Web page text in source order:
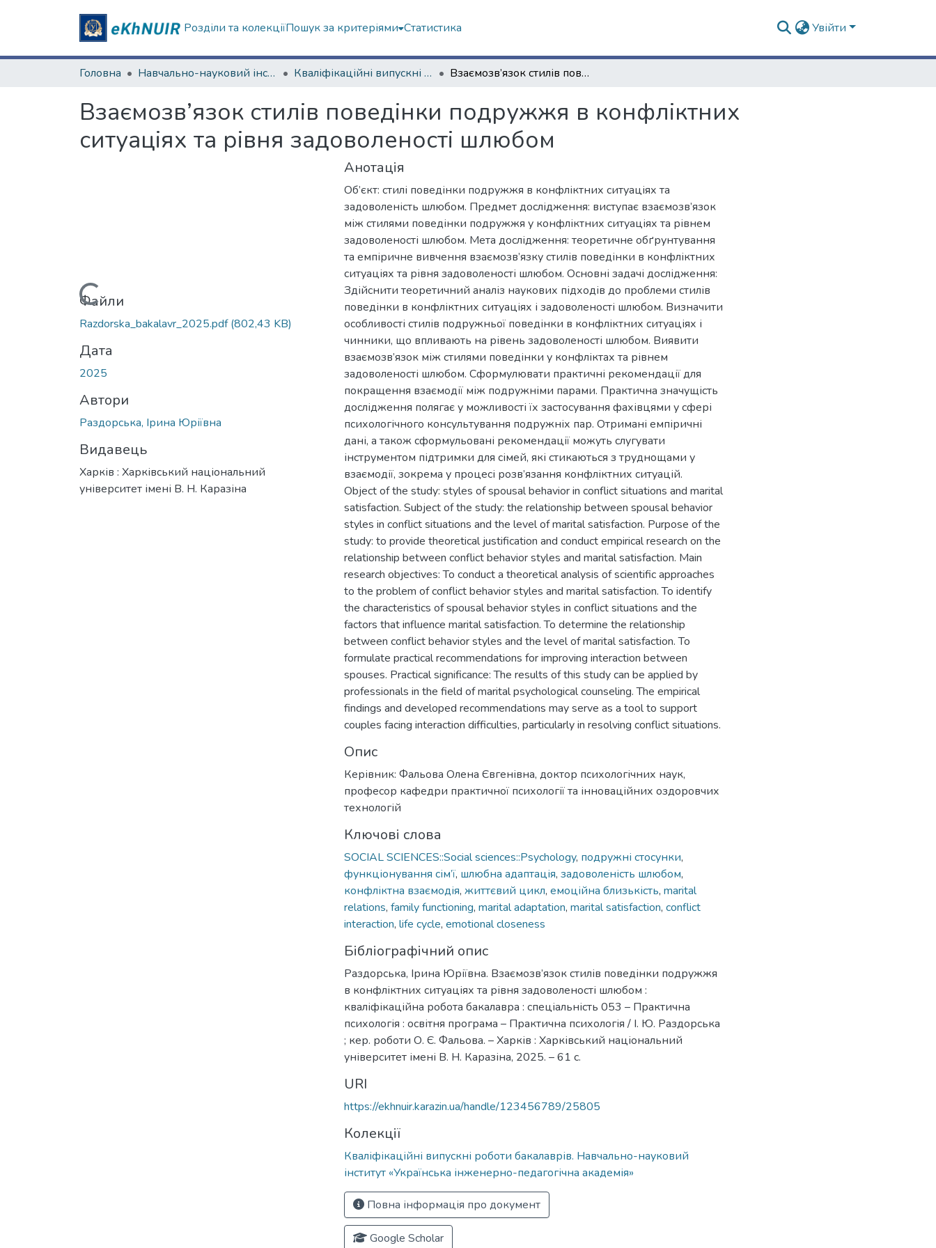
Розділи та колекціїПошук за критеріями Статистика Увійти
Головна Навчально-науковий інститут «Українська інженерно-педагогічна академія» Кваліфікаційні випускні роботи бакалаврів. Навчально-науковий інститут «Українська інженерно-педагогічна академія» Взаємозв’язок стилів поведінки подружжя в конфліктних ситуаціях та рівня задоволеності шлюбом
Взаємозв’язок стилів поведінки подружжя в конфліктних
ситуаціях та рівня задоволеності шлюбом
Вантажиться...Файли
Razdorska_bakalavr_2025.pdf(802,43 KB)
Дата
2025
Автори
Раздорська, Ірина Юріївна
Видавець
Харків : Харківський національний
університет імені В. Н. Каразіна
Анотація
Об’єкт: стилі поведінки подружжя в конфліктних ситуаціях та
задоволеність шлюбом. Предмет дослідження: виступає взаємозв’язок
між стилями поведінки подружжя у конфліктних ситуаціях та рівнем
задоволеності шлюбом. Мета дослідження: теоретичне обґрунтування
та емпіричне вивчення взаємозв’язку стилів поведінки в конфліктних
ситуаціях та рівня задоволеності шлюбом. Основні задачі дослідження:
Здійснити теоретичний аналіз наукових підходів до проблеми стилів
поведінки в конфліктних ситуаціях і задоволеності шлюбом. Визначити
особливості стилів подружньої поведінки в конфліктних ситуаціях і
чинники, що впливають на рівень задоволеності шлюбом. Виявити
взаємозв’язок між стилями поведінки у конфліктах та рівнем
задоволеності шлюбом. Сформулювати практичні рекомендації для
покращення взаємодії між подружніми парами. Практична значущість
дослідження полягає у можливості їх застосування фахівцями у сфері
психологічного консультування подружніх пар. Отримані емпіричні
дані, а також сформульовані рекомендації можуть слугувати
інструментом підтримки для сімей, які стикаються з труднощами у
взаємодії, зокрема у процесі розв’язання конфліктних ситуацій.
Object of the study: styles of spousal behavior in conflict situations and marital
satisfaction. Subject of the study: the relationship between spousal behavior
styles in conflict situations and the level of marital satisfaction. Purpose of the
study: to provide theoretical justification and conduct empirical research on the
relationship between conflict behavior styles and marital satisfaction. Main
research objectives: To conduct a theoretical analysis of scientific approaches
to the problem of conflict behavior styles and marital satisfaction. To identify
the characteristics of spousal behavior styles in conflict situations and the
factors that influence marital satisfaction. To determine the relationship
between conflict behavior styles and the level of marital satisfaction. To
formulate practical recommendations for improving interaction between
spouses. Practical significance: The results of this study can be applied by
professionals in the field of marital psychological counseling. The empirical
findings and developed recommendations may serve as a tool to support
couples facing interaction difficulties, particularly in resolving conflict situations.
Опис
Керівник: Фальова Олена Євгенівна, доктор психологічних наук,
професор кафедри практичної психології та інноваційних оздоровчих
технологій
Ключові слова
SOCIAL SCIENCES::Social sciences::Psychology, подружні стосунки,
функціонування сім’ї, шлюбна адаптація, задоволеність шлюбом,
конфліктна взаємодія, життєвий цикл, емоційна близькість, marital
relations, family functioning, marital adaptation, marital satisfaction, conflict
interaction, life cycle, emotional closeness
Бібліографічний опис
Раздорська, Ірина Юріївна. Взаємозв’язок стилів поведінки подружжя
в конфліктних ситуаціях та рівня задоволеності шлюбом :
кваліфікаційна робота бакалавра : спеціальність 053 – Практична
психологія : освітня програма – Практична психологія / І. Ю. Раздорська
; кер. роботи О. Є. Фальова. – Харків : Харківський національний
університет імені В. Н. Каразіна, 2025. – 61 с.
URI
https://ekhnuir.karazin.ua/handle/123456789/25805
Колекції
Кваліфікаційні випускні роботи бакалаврів. Навчально-науковий
інститут «Українська інженерно-педагогічна академія»
Повна інформація про документ
Google Scholar